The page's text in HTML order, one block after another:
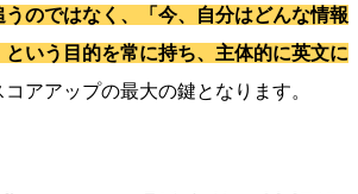
のではなく、「今、自分はどんな情報
いう目的を常に持ち、主体的に英文に
アアップの最大の鍵となります。